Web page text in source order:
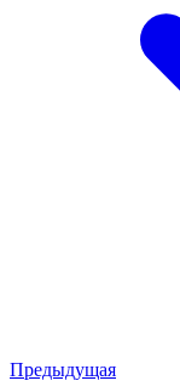
Предыдущая